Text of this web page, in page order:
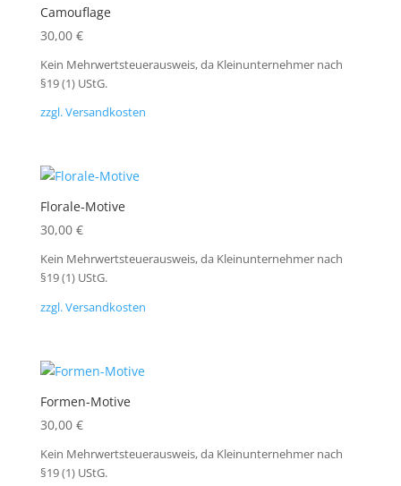
Camouflage
30,00 €
Kein Mehrwertsteuerausweis, da Kleinunternehmer nach
§19 (1) UStG.
zzgl. Versandkosten
Florale-Motive
30,00 €
Kein Mehrwertsteuerausweis, da Kleinunternehmer nach
§19 (1) UStG.
zzgl. Versandkosten
Formen-Motive
30,00 €
Kein Mehrwertsteuerausweis, da Kleinunternehmer nach
§19 (1) UStG.